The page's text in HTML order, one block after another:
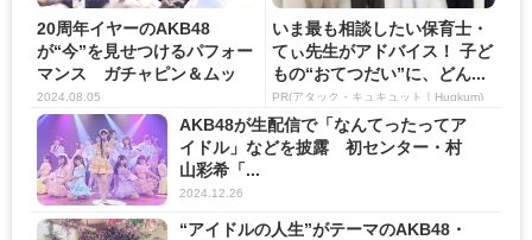
20周年イヤーのAKB48
が“今”を見せつけるパフォー
マンス ガチャピン＆ムッ
ク...
2024.08.05
いま最も相談したい保育士・
てぃ先生がアドバイス！ 子ど
もの“おてつだい”に、どん...
PR(アタック・キュキュット｜Hugkum)
AKB48が生配信で「なんてったってア
イドル」などを披露 初センター・村
山彩希「...
2024.12.26
“アイドルの人生”がテーマのAKB48・